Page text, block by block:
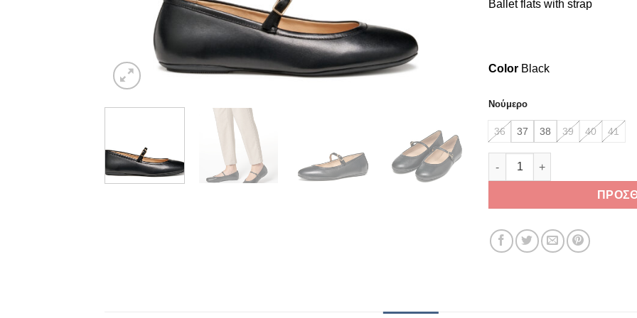
Ballet flats with strap
Color Black
Νούμερο
36 37 38 39 40 41
Geox Palmaria D56MUA